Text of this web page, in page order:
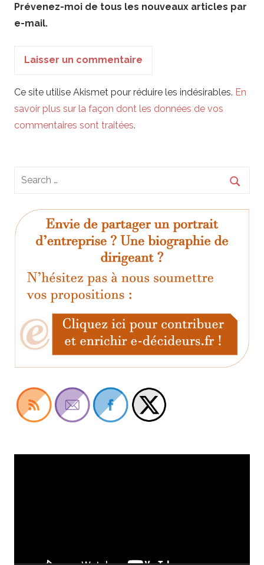
Prévenez-moi de tous les nouveaux articles par
e-mail.
Ce site utilise Akismet pour réduire les indésirables. En
savoir plus sur la façon dont les données de vos
commentaires sont traitées.